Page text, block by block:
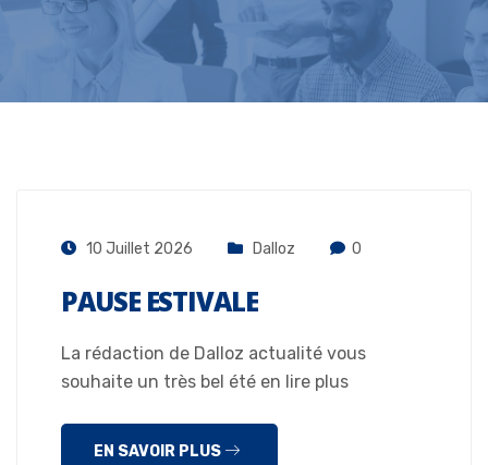
10 Juillet 2026 Dalloz 0
PAUSE ESTIVALE
La rédaction de Dalloz actualité vous
souhaite un très bel été en lire plus
EN SAVOIR PLUS